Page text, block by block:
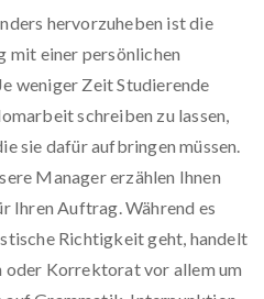
hervorzuheben ist die
mit einer persönlichen
weniger Zeit Studierende
schreiben zu lassen,
sie dafür aufbringen müssen.
Manager erzählen Ihnen
Ihren Auftrag. Während es
Richtigkeit geht, handelt
oder Korrektorat vor allem um